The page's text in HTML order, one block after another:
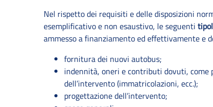
Nel rispetto dei requisiti e delle disposizioni
esemplificativo e non esaustivo, le seguenti
ammesso a finanziamento ed effettivamente e
fornitura dei nuovi autobus;
indennità, oneri e contributi dovuti, come
dell’intervento (immatricolazioni, ecc.);
progettazione dell’intervento;